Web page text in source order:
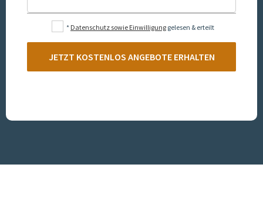
* Datenschutz sowie Einwilligung gelesen & erteilt
JETZT KOSTENLOS ANGEBOTE ERHALTEN